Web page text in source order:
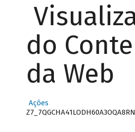
do
da Web
Ações